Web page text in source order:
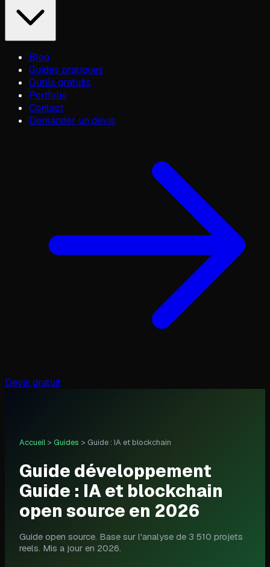
Blog
Guides pratiques
Outils gratuits
Portfolio
Contact
Demander un devis
Devis gratuit
Accueil > Guides > Guide : IA et blockchain
Guide développement
Guide : IA et blockchain
open source en 2026
Guide open source. Base sur l'analyse de 3 510 projets
reels. Mis a jour en 2026.